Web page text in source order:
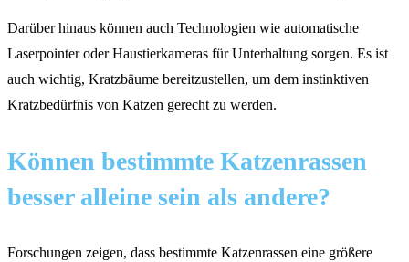
Darüber hinaus können auch Technologien wie automatische
Laserpointer oder Haustierkameras für Unterhaltung sorgen. Es ist
auch wichtig, Kratzbäume bereitzustellen, um dem instinktiven
Kratzbedürfnis von Katzen gerecht zu werden.
Können bestimmte Katzenrassen
besser alleine sein als andere?
Forschungen zeigen, dass bestimmte Katzenrassen eine größere